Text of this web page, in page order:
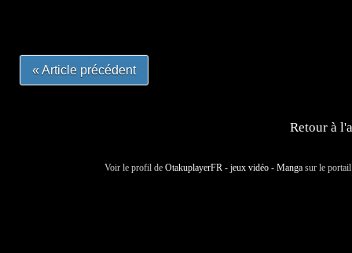
« Article précédent
Retour à
Voir le profil de OtakuplayerFR - jeux vidéo - Manga sur le